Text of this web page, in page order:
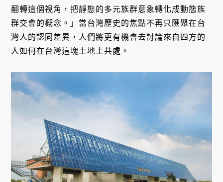
翻轉這個視角，把靜態的多元族群意象轉化成動態族
群交會的概念。」當台灣歷史的焦點不再只匯聚在台
灣人的認同差異，人們將更有機會去討論來自四方的
人如何在台灣這塊土地上共處。